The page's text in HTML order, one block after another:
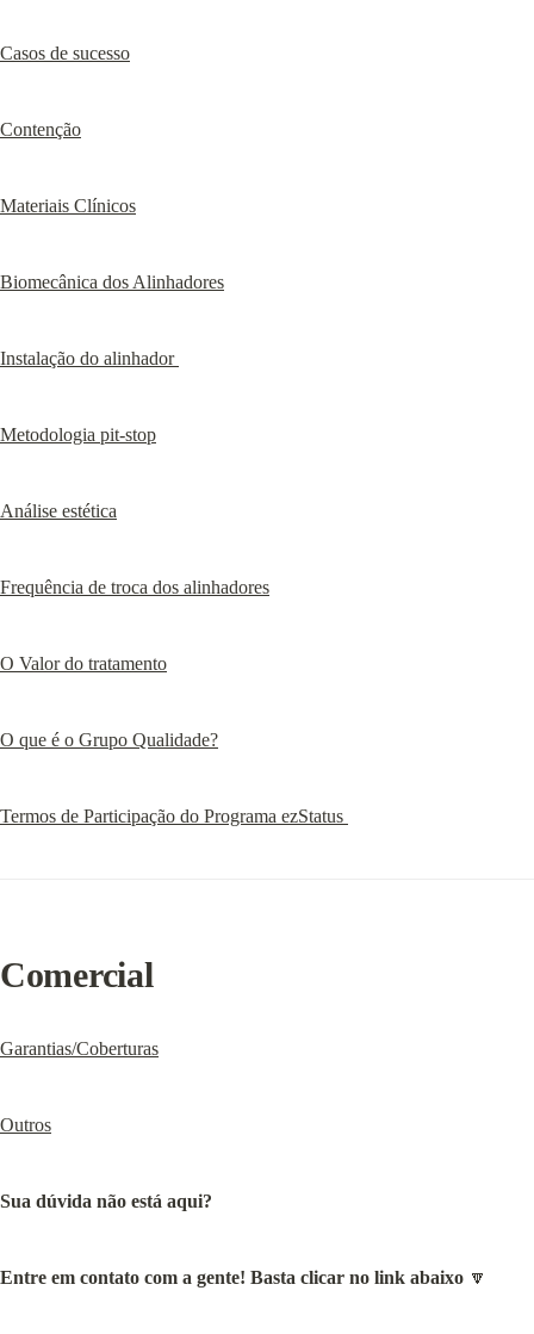
Casos de sucesso
Contenção
Materiais Clínicos
Biomecânica dos Alinhadores
Instalação do alinhador
Metodologia pit-stop
Análise estética
Frequência de troca dos alinhadores
O Valor do tratamento
O que é o Grupo Qualidade?
Termos de Participação do Programa ezStatus
Comercial
Garantias/Coberturas
Outros
Sua dúvida não está aqui?
Entre em contato com a gente! Basta clicar no link abaixo 🔽